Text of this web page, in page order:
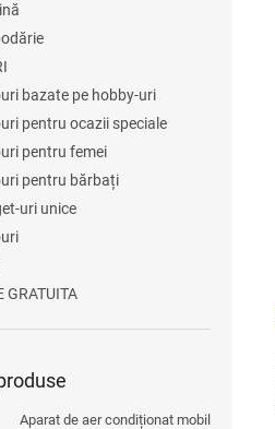
bazate pe hobby-uri
pentru ocazii speciale
pentru femei
pentru bărbați
uri unice
GRATUITA
Aparat de aer condiționat mobil